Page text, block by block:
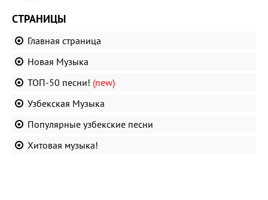
СТРАНИЦЫ
Главная страница
Новая Музыка
ТОП-50 песни! (new)
Узбекская Музыка
Популярные узбекские песни
Хитовая музыка!